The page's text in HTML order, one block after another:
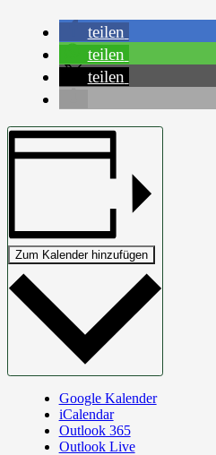
teilen
teilen
teilen
Zum Kalender hinzufügen
Google Kalender
iCalendar
Outlook 365
Outlook Live